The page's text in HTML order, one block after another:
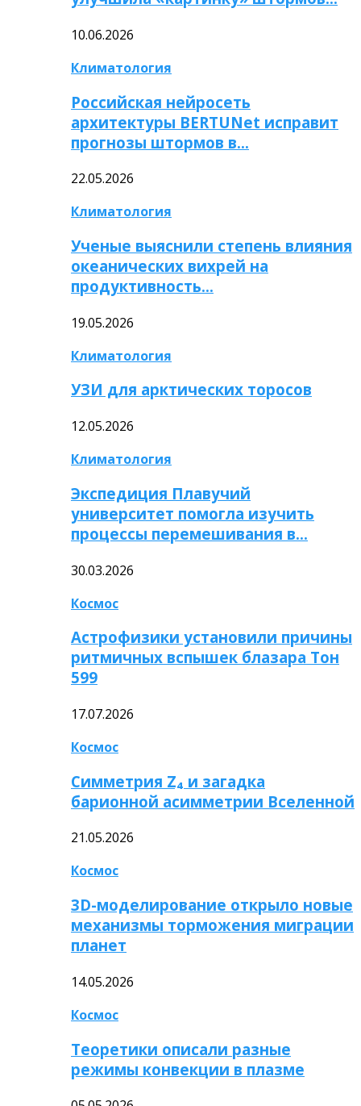
10.06.2026
Климатология
Российская нейросеть
архитектуры BERTUNet исправит
прогнозы штормов в…
22.05.2026
Климатология
Ученые выяснили степень влияния
океанических вихрей на
продуктивность…
19.05.2026
Климатология
УЗИ для арктических торосов
12.05.2026
Климатология
Экспедиция Плавучий
университет помогла изучить
процессы перемешивания в…
30.03.2026
Космос
Астрофизики установили причины
ритмичных вспышек блазара Тон
599
17.07.2026
Космос
Симметрия Z₄ и загадка
барионной асимметрии Вселенной
21.05.2026
Космос
3D-моделирование открыло новые
механизмы торможения миграции
планет
14.05.2026
Космос
Теоретики описали разные
режимы конвекции в плазме